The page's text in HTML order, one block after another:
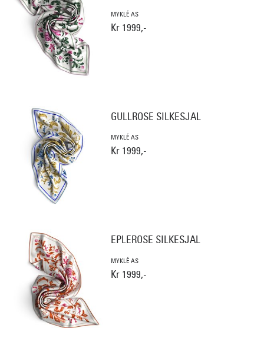
MYKLÉ AS
Kr 1999,-
GULLROSE SILKESJAL
MYKLÉ AS
Kr 1999,-
EPLEROSE SILKESJAL
MYKLÉ AS
Kr 1999,-